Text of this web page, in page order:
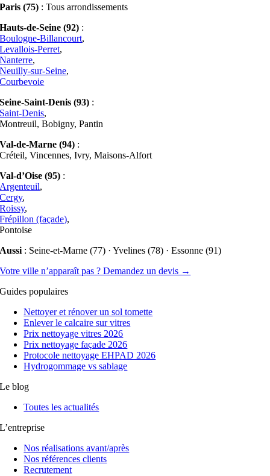
Paris (75) : Tous arrondissements
Hauts-de-Seine (92) :
Boulogne-Billancourt,
Levallois-Perret,
Nanterre,
Neuilly-sur-Seine,
Courbevoie
Seine-Saint-Denis (93) :
Saint-Denis,
Montreuil, Bobigny, Pantin
Val-de-Marne (94) :
Créteil, Vincennes, Ivry, Maisons-Alfort
Val-d’Oise (95) :
Argenteuil,
Cergy,
Roissy,
Frépillon (façade),
Pontoise
Aussi: Seine-et-Marne (77) · Yvelines (78) · Essonne (91)
Votre ville n’apparaît pas ? Demandez un devis →
Guides populaires
Nettoyer et rénover un sol tomette
Enlever le calcaire sur vitres
Prix nettoyage vitres 2026
Prix nettoyage façade 2026
Protocole nettoyage EHPAD 2026
Hydrogommage vs sablage
Le blog
Toutes les actualités
L’entreprise
Nos réalisations avant/après
Nos références clients
Recrutement